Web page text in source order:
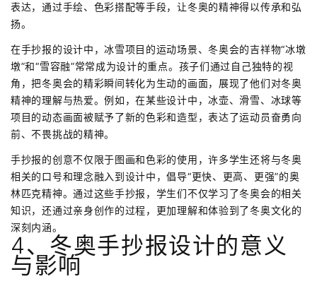
表达，通过手绘、色彩搭配等手段，让冬奥的精神得以传承和弘
扬。
在手抄报的设计中，冰雪项目的运动场景、冬奥会的吉祥物“冰墩
墩”和“雪容融”常常成为设计的重点。孩子们通过自己独特的视
角，把冬奥会的精彩瞬间转化为生动的画面，展现了他们对冬奥
精神的理解与热爱。例如，在某些设计中，冰壶、滑雪、冰球等
项目的动态画面被赋予了新的色彩和造型，表达了运动员奋勇向
前、不畏挑战的精神。
手抄报的创意不仅限于图画和色彩的使用，许多学生还将与冬奥
相关的口号和理念融入到设计中，倡导“更快、更高、更强”的奥
林匹克精神。通过这些手抄报，学生们不仅学习了冬奥会的相关
知识，还通过亲身创作的过程，更加理解和体验到了冬奥文化的
深刻内涵。
4、冬奥手抄报设计的意义
与影响